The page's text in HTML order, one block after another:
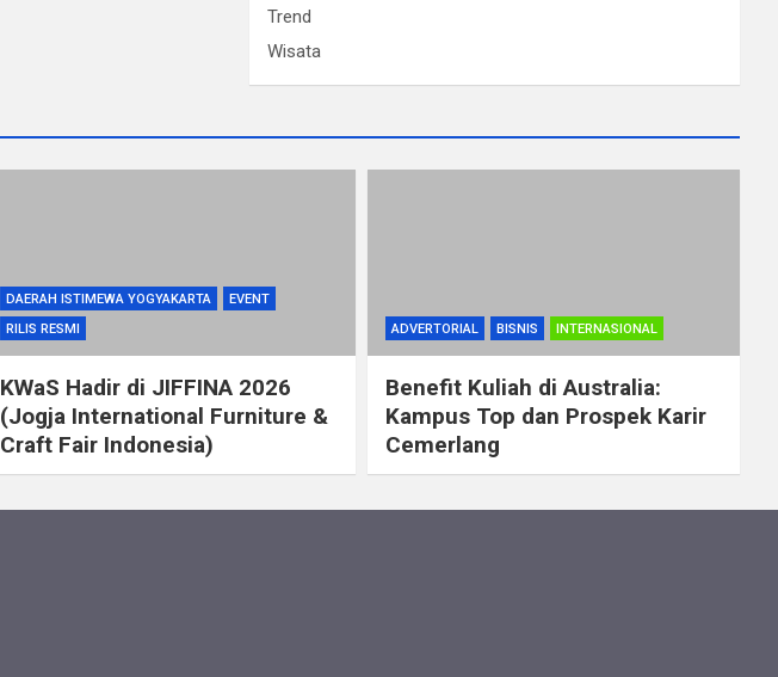
Trend
Wisata
DAERAH ISTIMEWA YOGYAKARTA
EVENT
RILIS RESMI
KWaS Hadir di JIFFINA 2026
(Jogja International Furniture &
Craft Fair Indonesia)
ADVERTORIAL BISNIS INTERNASIONAL
Benefit Kuliah di Australia:
Kampus Top dan Prospek Karir
Cemerlang